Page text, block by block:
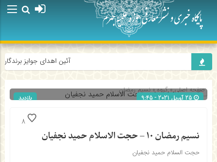
آئین اهدای جوایز
صفحه اصلی» گروه »نسیم رمضان
25 آوریل 2021 - 9:45
بازدید
8
نسیم رمضان ۱۰ – حجت الاسلام حمید نجفیان
حجت السلام حمید نجفیان